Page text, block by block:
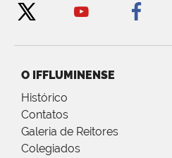
O IFFLUMINENSE
Histórico
Contatos
Galeria de Reitores
Colegiados